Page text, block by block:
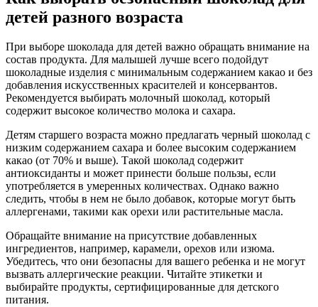
детей разного возраста
При выборе шоколада для детей важно обращать внимание на
состав продукта. Для малышей лучше всего подойдут
шоколадные изделия с минимальным содержанием какао и без
добавления искусственных красителей и консервантов.
Рекомендуется выбирать молочный шоколад, который
содержит высокое количество молока и сахара.
Детям старшего возраста можно предлагать черный шоколад с
низким содержанием сахара и более высоким содержанием
какао (от 70% и выше). Такой шоколад содержит
антиоксиданты и может принести больше пользы, если
употребляется в умеренных количествах. Однако важно
следить, чтобы в нем не было добавок, которые могут быть
аллергенами, такими как орехи или растительные масла.
Обращайте внимание на присутствие добавленных
ингредиентов, например, карамели, орехов или изюма.
Убедитесь, что они безопасны для вашего ребенка и не могут
вызвать аллергические реакции. Читайте этикетки и
выбирайте продукты, сертифицированные для детского
питания.